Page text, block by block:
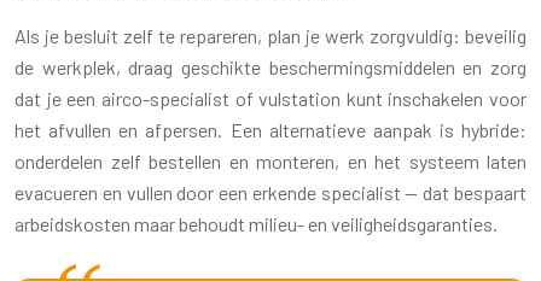
Als je besluit zelf te repareren, plan je werk zorgvuldig: beveilig
de werkplek, draag geschikte beschermingsmiddelen en zorg
dat je een airco-specialist of vulstation kunt inschakelen voor
het afvullen en afpersen. Een alternatieve aanpak is hybride:
onderdelen zelf bestellen en monteren, en het systeem laten
evacueren en vullen door een erkende specialist — dat bespaart
arbeidskosten maar behoudt milieu- en veiligheidsgaranties.